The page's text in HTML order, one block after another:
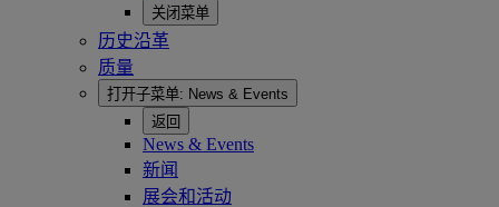
关闭菜单
历史沿革
质量
打开子菜单: News & Events
返回
News & Events
新闻
展会和活动